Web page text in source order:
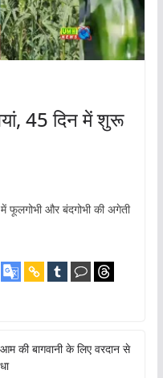
45 दिन में शुरू
फूलगोभी और बंदगोभी की अगेती
की बागवानी के लिए वरदान से